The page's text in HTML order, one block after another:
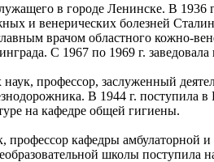
в городе Ленинске. В
и венерических болезней
врачом областного кожно-
С 1967 по 1969 г.
профессор, заслуженный
В 1944 г. поступила
на кафедре общей гигиены.
кафедры амбулаторной
школы поступила